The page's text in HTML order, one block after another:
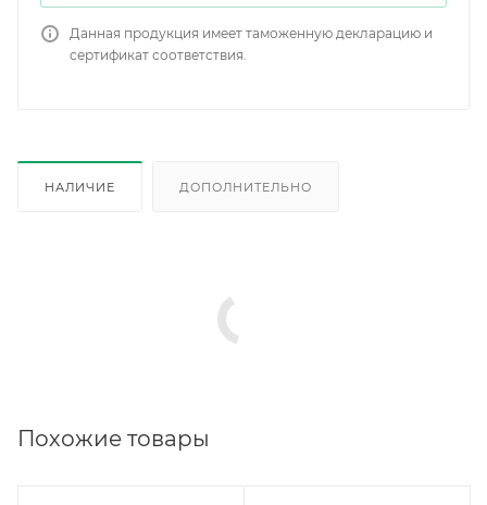
Данная продукция имеет таможенную декларацию и
сертификат соответствия.
НАЛИЧИЕ ДОПОЛНИТЕЛЬНО
Похожие товары